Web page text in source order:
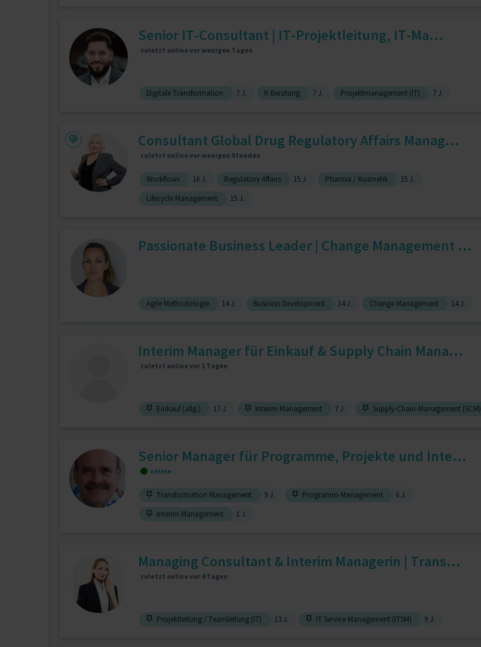
Senior IT-Consultant | IT-Projektleitung, IT-Ma...
zuletzt online vor wenigen Tagen
Digitale Transformation 7 J. It-Beratung 7 J. Projektmanagement (IT) 7 J.
Consultant Global Drug Regulatory Affairs Manag...
zuletzt online vor wenigen Stunden
Workflows 16 J. Regulatory Affairs 15 J. Pharma / Kosmetik
15 J.
Lifecycle Management
15 J.
Passionate Business Leader | Change Management ...
Agile Methodologie 14 J. Business Development 14 J. Change Management 14 J.
Interim Manager für Einkauf & Supply Chain Mana...
zuletzt online vor 1 Tagen
Einkauf (allg.) 17 J. Interim Management 7 J. Supply-Chain-Management (SCM)
Senior Manager für Programme, Projekte und Inte...
online
Transformation Management 9 J. Programm-Management
6 J.
Interim Management
1 J.
Managing Consultant & Interim Managerin | Trans...
zuletzt online vor 4 Tagen
Projektleitung / Teamleitung (IT) 13 J. IT Service Management (ITSM) 9 J.